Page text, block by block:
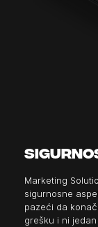
Marketing
sigurnosne
pazeći da
grešku i ni